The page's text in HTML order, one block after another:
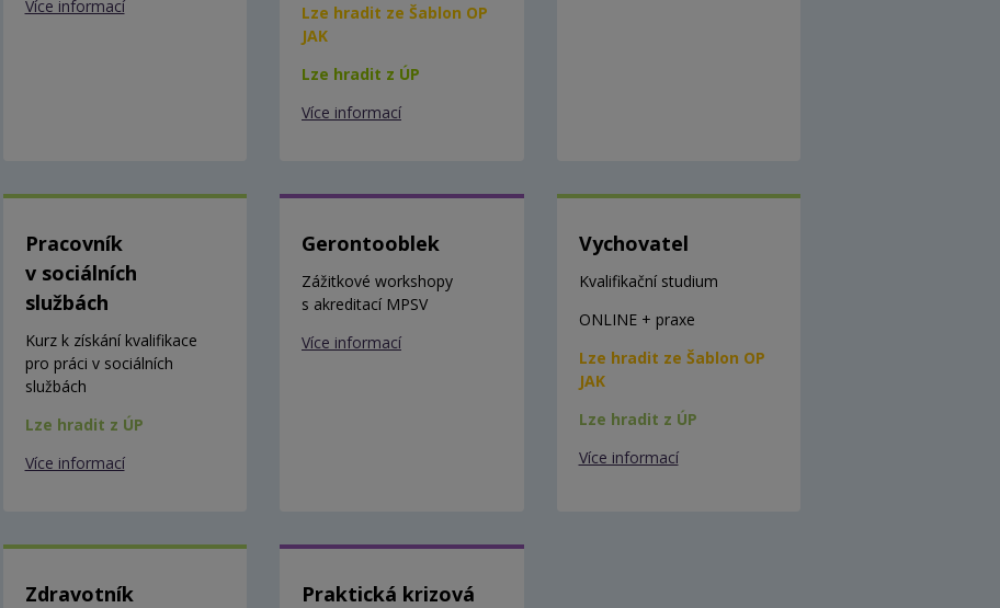
Více informací
Lze hradit ze Šablon OP
JAK
Lze hradit z ÚP
Více informací
Pracovník
v sociálních
službách
Kurz k získání kvalifikace
pro práci v sociálních
službách
Lze hradit z ÚP
Více informací
Gerontooblek
Zážitkové workshopy
s akreditací MPSV
Více informací
Vychovatel
Kvalifikační studium
ONLINE + praxe
Lze hradit ze Šablon OP
JAK
Lze hradit z ÚP
Více informací
Zdravotník
Praktická krizová